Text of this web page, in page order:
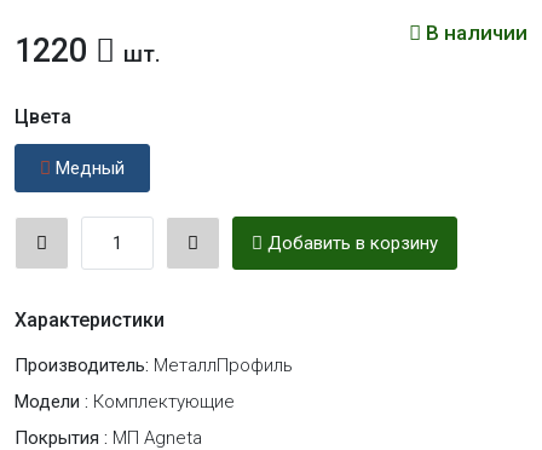
В наличии
1220 шт.
Цвета
Медный
Добавить в корзину
Характеристики
Производитель: МеталлПрофиль
Модели : Комплектующие
Покрытия : МП Agneta